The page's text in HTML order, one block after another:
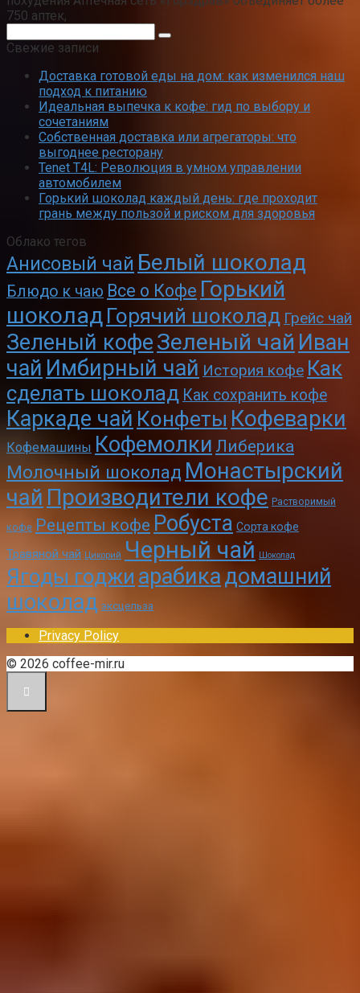
750 аптек,
Свежие записи
Доставка готовой еды на дом: как изменился наш
подход к питанию
Идеальная выпечка к кофе: гид по выбору и
сочетаниям
Собственная доставка или агрегаторы: что
выгоднее ресторану
Tenet T4L: Революция в умном управлении
автомобилем
Горький шоколад каждый день: где проходит
грань между пользой и риском для здоровья
Облако тегов
Анисовый чай Белый шоколад
Блюдо к чаю Все о Кофе Горький
шоколад Горячий шоколад Грейс чай
Зеленый кофеЗеленый чай Иван
чай Имбирный чай История кофе Как
сделать шоколад Как сохранить кофе
Каркаде чай Конфеты Кофеварки
Кофемашины Кофемолки Либерика
Молочный шоколад Монастырский
чай Производители кофе Растворимый
кофе Рецепты кофе Робуста Сорта кофе
Травяной чай Цикорий Черный чай Шоколад
Ягоды годжи арабикадомашний
шоколад эксцельза
Privacy Policy
© 2026 coffee-mir.ru